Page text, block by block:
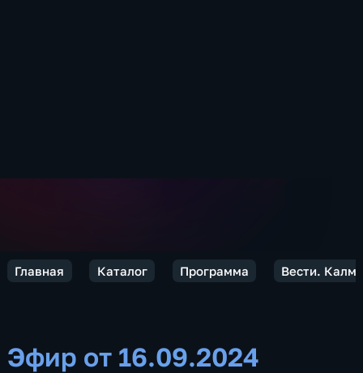
Главная Каталог Программа Вести.
Эфир от 16.09.2024